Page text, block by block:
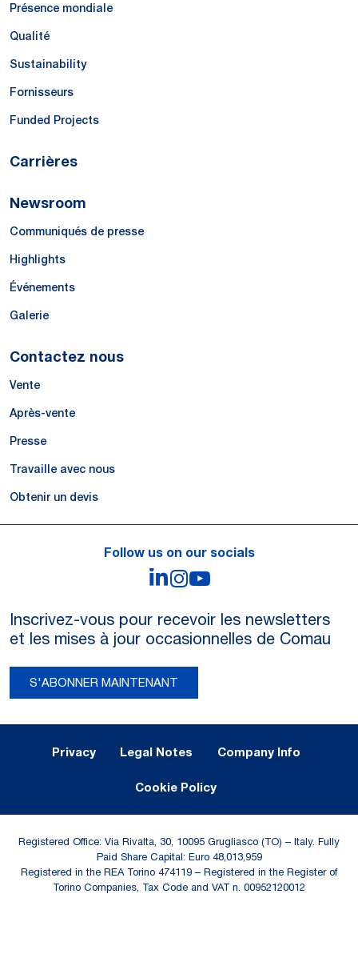
Présence mondiale
Qualité
Sustainability
Fornisseurs
Funded Projects
Carrières
Newsroom
Communiqués de presse
Highlights
Événements
Galerie
Contactez nous
Vente
Après-vente
Presse
Travaille avec nous
Obtenir un devis
Follow us on our socials
LinkedIn
Instagram
Inscrivez-vous pour recevoir les newsletters
et les mises à jour occasionnelles de Comau
S'ABONNER MAINTENANT
Privacy Legal Notes Company Info
Cookie Policy
Registered Office: Via Rivalta, 30, 10095 Grugliasco (TO) – Italy. Fully
Paid Share Capital: Euro 48,013,959
Registered in the REA Torino 474119 – Registered in the Register of
Torino Companies, Tax Code and VAT n. 00952120012